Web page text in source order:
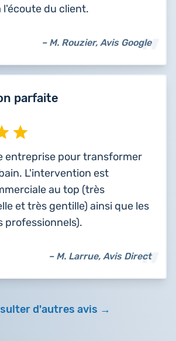
l'écoute du client.
– M. Rouzier, Avis Google
parfaite
entreprise pour transformer
L'intervention est
au top (très
et très gentille) ainsi que les
professionnels).
– M. Larrue, Avis Direct
d'autres avis